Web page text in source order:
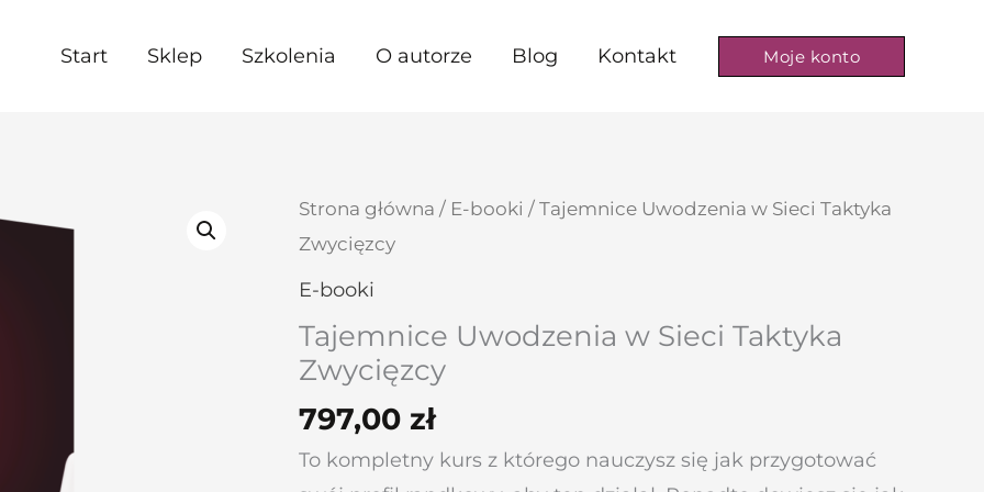
Start Sklep Szkolenia O autorze Blog Kontakt Moje konto
Strona główna / E-booki / Tajemnice Uwodzenia w Sieci Taktyka
Zwycięzcy
E-booki
Tajemnice Uwodzenia w Sieci Taktyka
Zwycięzcy
797,00 zł
To kompletny kurs z którego nauczysz się jak przygotować
ilość
Tajemnice
Uwodzenia
Sieci
Taktyka
Zwycięzcy